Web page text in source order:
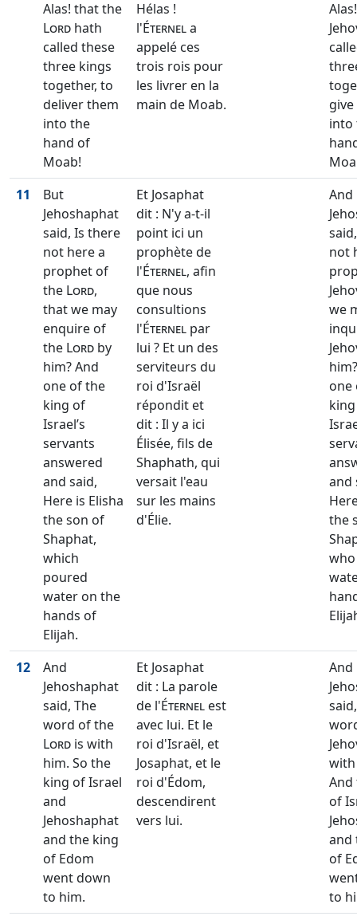
Alas! that the
Lord hath
called these
three kings
together, to
deliver them
into the
hand of
Moab!
Hélas !
l'Éternela
appelé ces
trois rois pour
les livrer en la
main de Moab.
into
11
But
Jehoshaphat
said, Is there
not here a
prophet of
the Lord,
that we may
enquire of
the Lord by
him? And
one of the
king of
Israel’s
servants
answered
and said,
Here is Elisha
the son of
Shaphat,
which
poured
water on the
hands of
Elijah.
Et Josaphat
dit : N'y a-t-il
point ici un
prophète de
l'Éternel, afin
que nous
consultions
l'Éternel par
lui ? Et un des
serviteurs du
roi d'Israël
répondit et
dit : Il y a ici
Élisée, fils de
Shaphath, qui
versait l'eau
sur les mains
d'Élie.
And
not
we
one
and
the
12
And
Jehoshaphat
said, The
word of the
Lord is with
him. So the
king of Israel
and
Jehoshaphat
and the king
of Edom
went down
to him.
Et Josaphat
dit : La parole
de l'Éternel est
avec lui. Et le
roi d'Israël, et
Josaphat, et le
roi d'Édom,
descendirent
vers lui.
And
And
of
and
of
to